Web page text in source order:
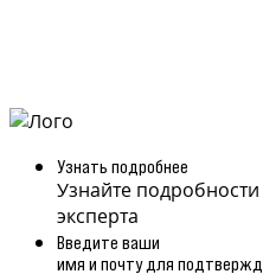
Узнать подробнее
Узнайте
эксперта
Введите ваши
имя и почту для